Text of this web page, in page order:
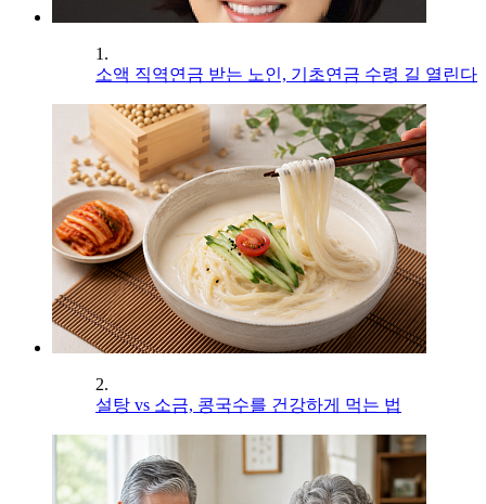
1.
소액 직역연금 받는 노인, 기초연금 수령 길 열린다
2.
설탕 vs 소금, 콩국수를 건강하게 먹는 법